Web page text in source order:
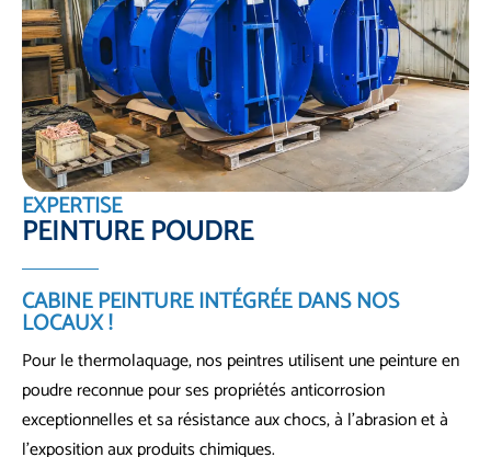
EXPERTISE
PEINTURE POUDRE
CABINE PEINTURE INTÉGRÉEDANS NOS
LOCAUX !
Pour le thermolaquage, nos peintres utilisent une peinture en
poudre reconnue pour ses propriétés anticorrosion
exceptionnelles et sa résistance aux chocs, à l’abrasion et à
l’exposition aux produits chimiques.